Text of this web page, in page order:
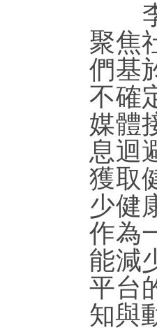
李
聚焦
們基
不確
媒體
息迴
獲取
少健
作為
能減
平台
知與